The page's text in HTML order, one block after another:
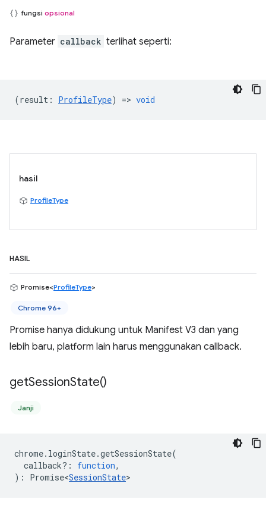
fungsi opsional
Parameter callback terlihat seperti:
(result : ProfileType) => void
hasil
ProfileType
HASIL
Promise<ProfileType>
Chrome 96+
Promise hanya didukung untuk Manifest V3 dan yang
lebih baru, platform lain harus menggunakan callback.
getSessionState()
Janji
chrome. loginState.getSessionState(
callback? : function,
) : Promise<SessionState>